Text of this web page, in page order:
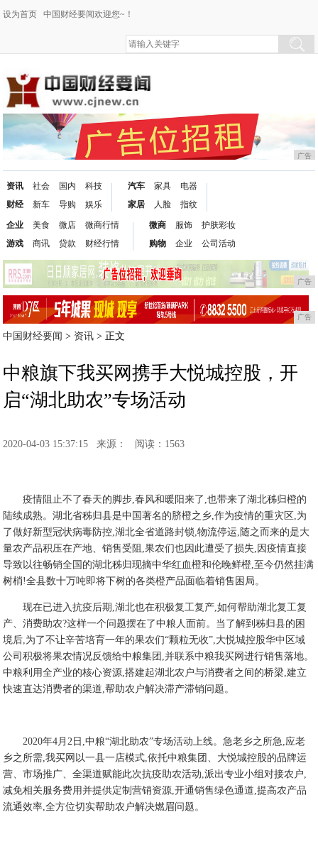
设为首页 中国财经要闻欢迎您~！
广告
资讯
财经
社会
新车
国内
导购
科技
娱乐
汽车
家居
家具
人脸
电器
指纹
企业
游戏
美食
商讯
微店
贷款
微商行情
财经行情
微商
购物
服饰
企业
护肤彩妆
公司活动
广告
广告
中国财经要闻 > 资讯 > 正文
中粮旗下我买网携手大悦城控股，开
启“湖北助农”专场活动
2020-04-03 15:37:15 来源： 阅读：1563
疫情阻止不了春天的脚步,春风和暖阳来了,也带来了湖北秭归橙的
陆续成熟。湖北省秭归县是中国著名的脐橙之乡,作为疫情的重灾区,为
了做好新型冠状病毒防控,湖北全省道路封锁,物流停运,随之而来的是大
量农产品积压在产地、销售受阻,果农们也因此遭受了损失,因疫情直接
导致以往畅销全国的湖北秭归现摘中华红血橙和伦晚鲜橙,至今仍然挂满
树梢!全县数十万吨即将下树的各类橙产品面临着销售困局。
现在已进入抗疫后期,湖北也在积极复工复产,如何帮助湖北复工复
产、消费助农?这样一个问题摆在了中粮人面前。当了解到秭归县的困
境后,为了不让辛苦培育一年的果农们“颗粒无收”,大悦城控股华中区域
公司积极将果农情况反馈给中粮集团,并联系中粮我买网进行销售落地。
中粮利用全产业的核心资源,搭建起湖北农户与消费者之间的桥梁,建立
快速直达消费者的渠道,帮助农户解决滞产滞销问题。
2020年4月2日,中粮“湖北助农”专场活动上线。急老乡之所急,应老
乡之所需,我买网以一县一店模式,依托中粮集团、大悦城控股的品牌运
营、市场推广、全渠道赋能此次抗疫助农活动,派出专业小组对接农户,
减免相关服务费用并提供定制营销资源,开通销售绿色通道,提高农产品
流通效率,全方位切实帮助农户解决燃眉问题。